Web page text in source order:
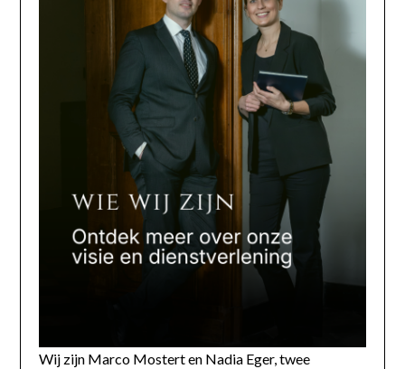
Wij zijn Marco Mostert en Nadia Eger, twee